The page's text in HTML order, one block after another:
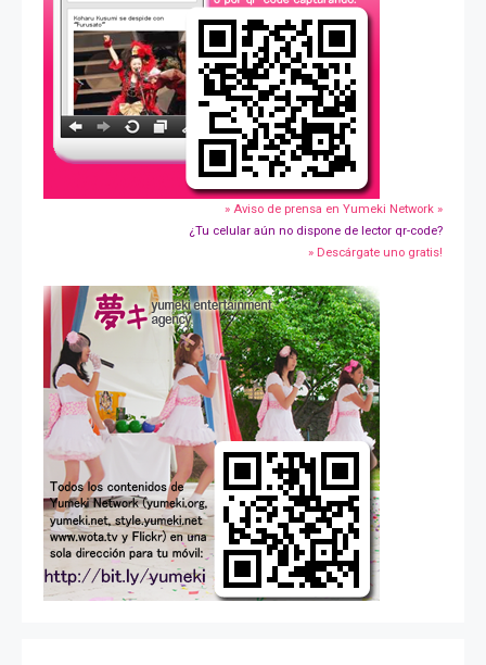
» Aviso de prensa en Yumeki Network »
¿Tu celular aún no dispone de lector qr-code?
» Descárgate uno gratis!